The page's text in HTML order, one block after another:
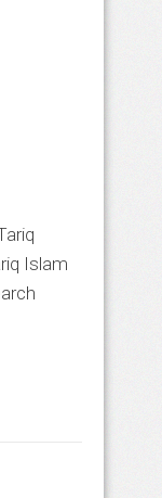
Islam